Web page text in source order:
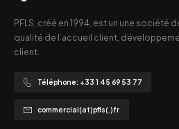
PFLS, créé en 1994, est un une société
qualité de l’accueil client,
client.
Téléphone: +33 1 45 69 53 77
commercial(at)pfls(.)fr